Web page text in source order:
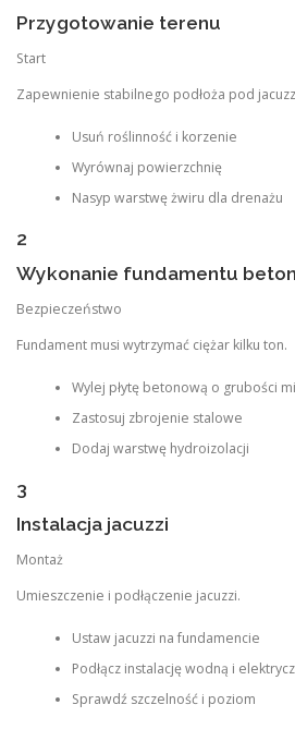
Przygotowanie terenu
Start
Zapewnienie stabilnego podłoża pod
Usuń roślinność i korzenie
Wyrównaj powierzchnię
Nasyp warstwę żwiru dla drenażu
2
Wykonanie fundamentu
Bezpieczeństwo
Fundament musi wytrzymać ciężar kilku ton.
Wylej płytę betonową o grubości
Zastosuj zbrojenie stalowe
Dodaj warstwę hydroizolacji
3
Instalacja jacuzzi
Montaż
Umieszczenie i podłączenie jacuzzi.
Ustaw jacuzzi na fundamencie
Podłącz instalację wodną i
Sprawdź szczelność i poziom